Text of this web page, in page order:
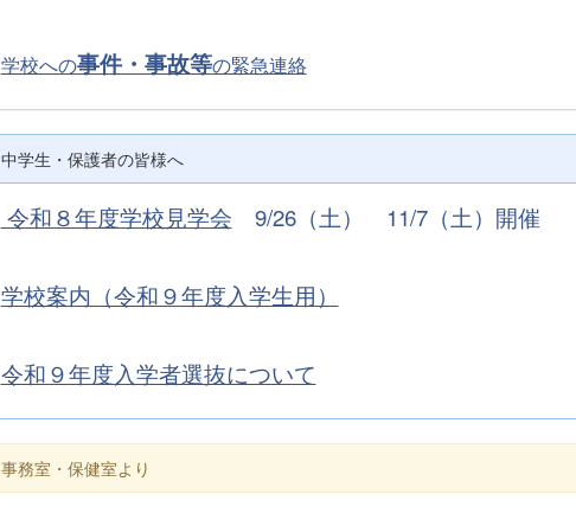
学校への事件・事故等の緊急連絡
中学生・保護者の皆様へ
令和８年度学校見学会 9/26（土） 11/7（土）開催
学校案内（令和９年度入学生用）
令和９年度入学者選抜について
事務室・保健室より